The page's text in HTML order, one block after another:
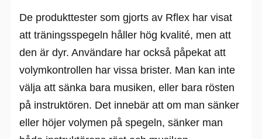
De produkttester som gjorts av Rflex har visat
att träningsspegeln håller hög kvalité, men att
den är dyr. Användare har också påpekat att
volymkontrollen har vissa brister. Man kan inte
välja att sänka bara musiken, eller bara rösten
på instruktören. Det innebär att om man sänker
eller höjer volymen på spegeln, sänker man